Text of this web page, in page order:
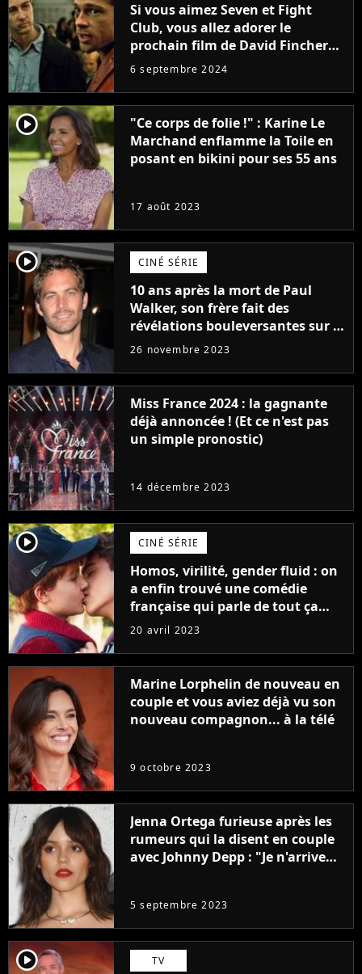
Si vous aimez Seven et Fight
Club, vous allez adorer le
prochain film de David Fincher
avec lequel il se réinvente
complètement
6 septembre 2024
player2
"Ce corps de folie !" : Karine Le
Marchand enflamme la Toile en
posant en bikini pour ses 55 ans
17 août 2023
player2 CINÉ SÉRIE
10 ans après la mort de Paul
Walker, son frère fait des
révélations bouleversantes sur la
réaction des acteurs de Fast and
26 novembre 2023
Miss France 2024 : la gagnante
déjà annoncée ! (Et ce n'est pas
un simple pronostic)
14 décembre 2023
player2 CINÉ SÉRIE
Homos, virilité, gender fluid : on
a enfin trouvé une comédie
française qui parle de tout ça
sans être super ringarde
20 avril 2023
Marine Lorphelin de nouveau en
couple et vous aviez déjà vu son
nouveau compagnon... à la télé
9 octobre 2023
Jenna Ortega furieuse après les
rumeurs qui la disent en couple
avec Johnny Depp : "Je n'arrive
5 septembre 2023
player2 TV